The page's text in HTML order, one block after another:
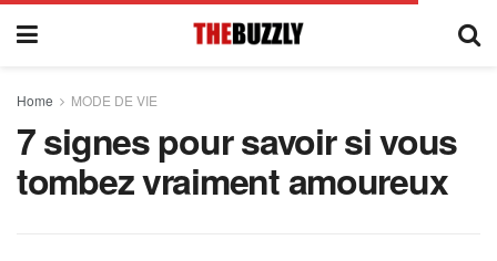
Home MODE DE VIE
7 signes pour savoir si vous
tombez vraiment amoureux